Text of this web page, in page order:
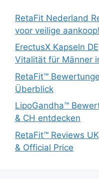
RetaFit Nederland
voor veilige aankoop!
ErectusX Kapseln
Vitalität für Männer
RetaFit™
Überblick
LipoGandha™
& CH entdecken
RetaFit™ Reviews
& Official Price